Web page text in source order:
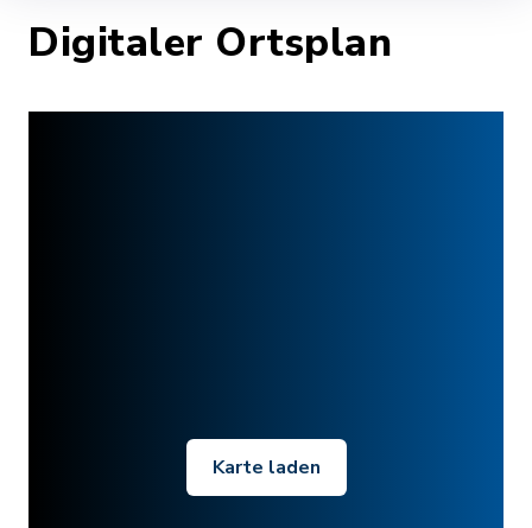
Digitaler Ortsplan
Karte laden